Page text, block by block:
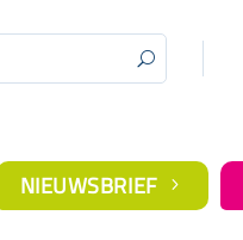
U
NIEUWSBRIEF 5